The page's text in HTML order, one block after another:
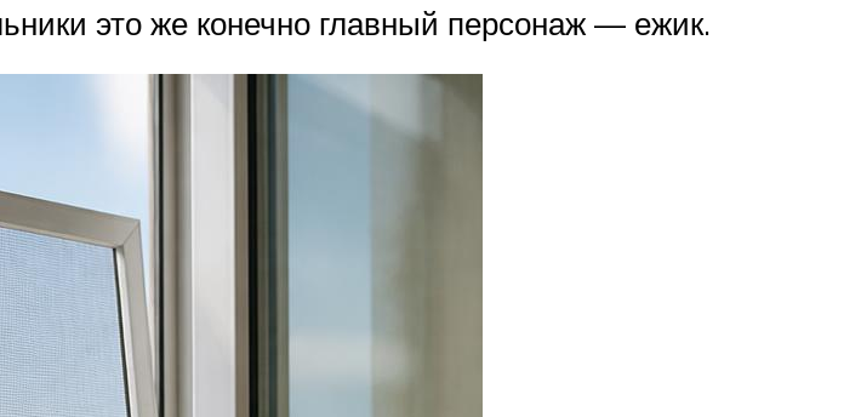
это же конечно главный персонаж — ежик.